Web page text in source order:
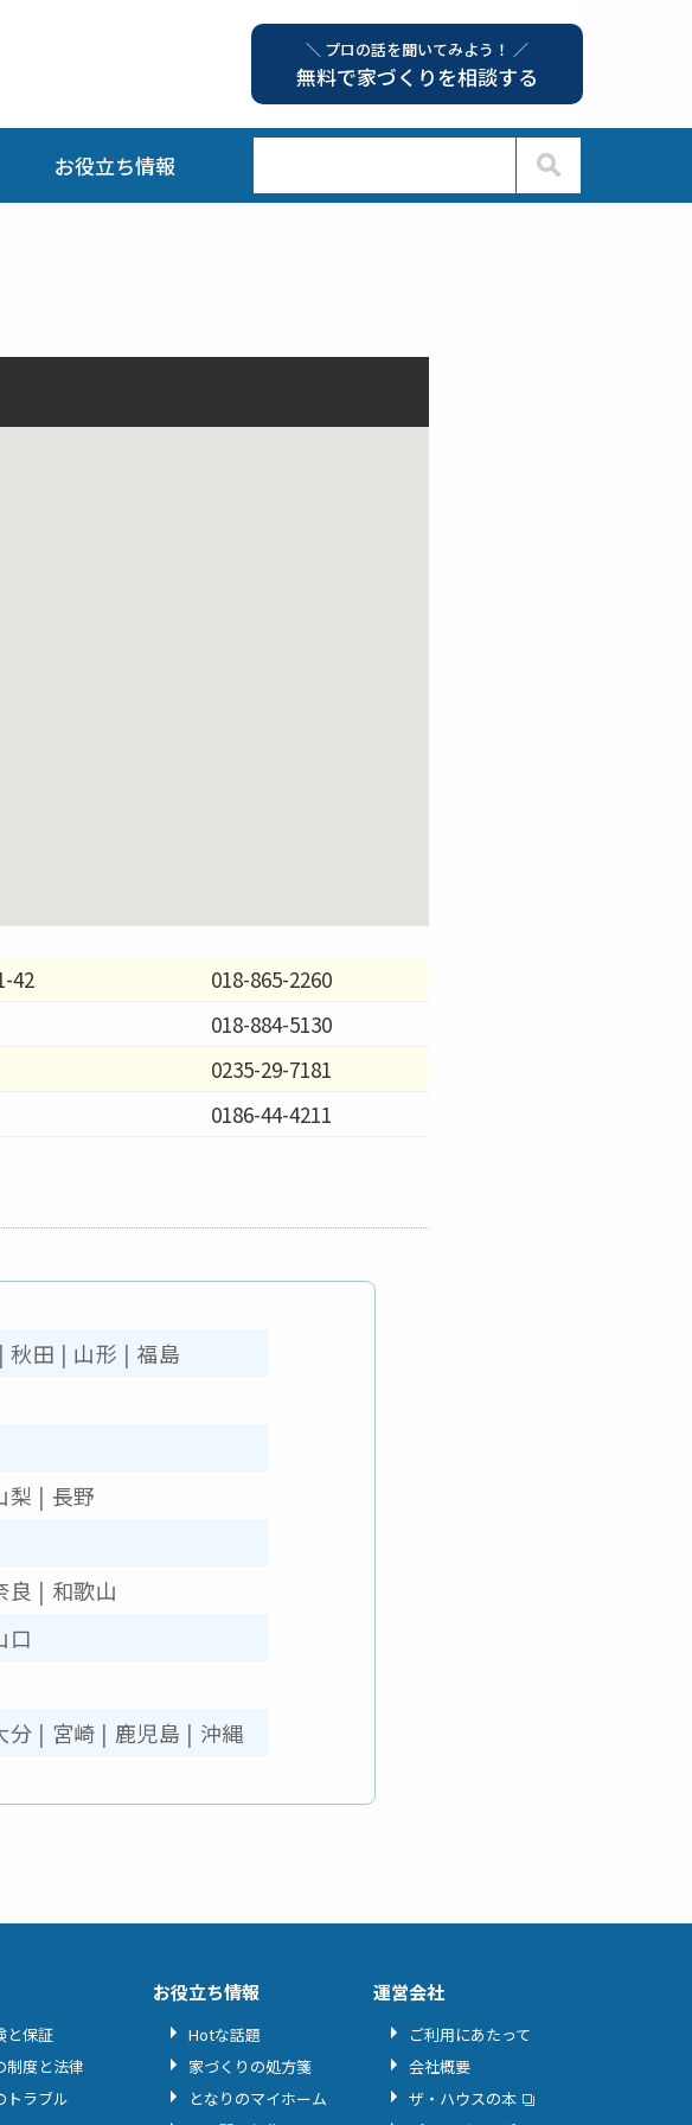
＼ プロの話を聞いてみよう！ ／
無料で家づくりを相談する
お役立ち情報
42
018-865-2260
018-884-5130
0235-29-7181
0186-44-4211
| 秋田 | 山形 | 福島
梨 | 長野
良 | 和歌山
口
分 | 宮崎 | 鹿児島 | 沖縄
と保証
制度と法律
トラブル
お役立ち情報
Hotな話題
家づくりの処方箋
となりのマイホーム
運営会社
ご利用にあたって
会社概要
ザ・ハウスの本